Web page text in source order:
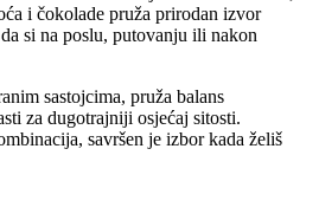
i čokolade pruža prirodan izvor
si na poslu, putovanju ili nakon
sastojcima, pruža balans
za dugotrajniji osjećaj sitosti.
savršen je izbor kada želiš